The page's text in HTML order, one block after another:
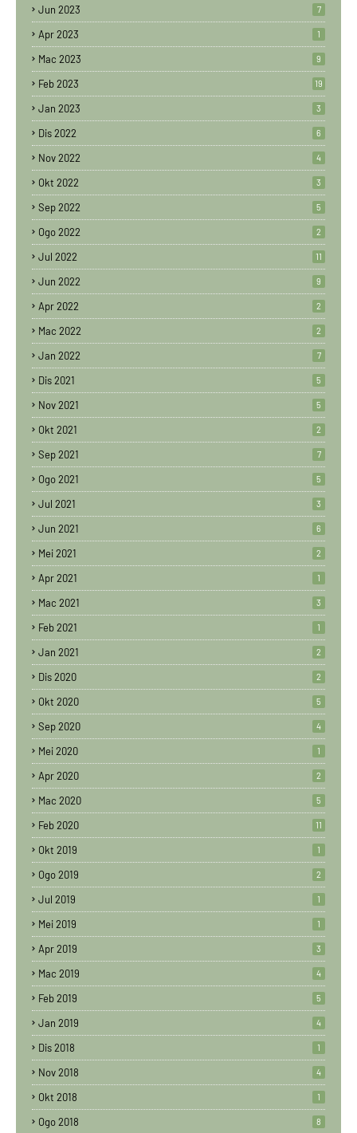
Jun 2023 7
Apr 2023 1
Mac 2023 9
Feb 2023 19
Jan 2023 3
Dis 2022 6
Nov 2022 4
Okt 2022 3
Sep 2022 5
Ogo 2022 2
Jul 2022 11
Jun 2022 9
Apr 2022 2
Mac 2022 2
Jan 2022 7
Dis 2021 5
Nov 2021 5
Okt 2021 2
Sep 2021 7
Ogo 2021 5
Jul 2021 3
Jun 2021 6
Mei 2021 2
Apr 2021 1
Mac 2021 3
Feb 2021 1
Jan 2021 2
Dis 2020 2
Okt 2020 5
Sep 2020 4
Mei 2020 1
Apr 2020 2
Mac 2020 5
Feb 2020 11
Okt 2019 1
Ogo 2019 2
Jul 2019 1
Mei 2019 1
Apr 2019 3
Mac 2019 4
Feb 2019 5
Jan 2019 4
Dis 2018 1
Nov 2018 4
Okt 2018 1
Ogo 2018 8